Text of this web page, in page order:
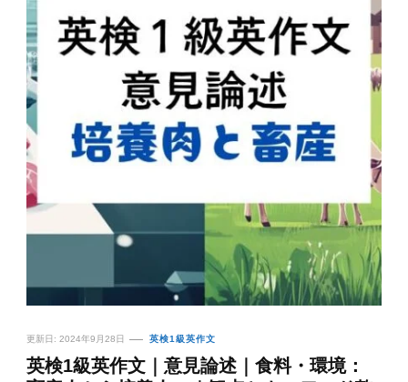
更新日: 2024年9月28日 英検1級英作文
英検1級英作文｜意見論述｜食料・環境：